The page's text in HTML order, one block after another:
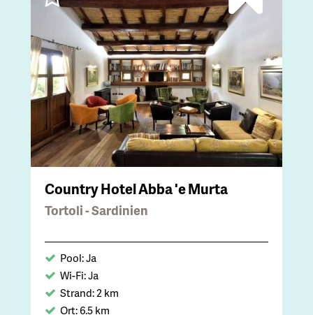
Country Hotel Abba 'e Murta
Tortoli - Sardinien
Pool: Ja
Wi-Fi: Ja
Strand: 2 km
Ort: 6.5 km